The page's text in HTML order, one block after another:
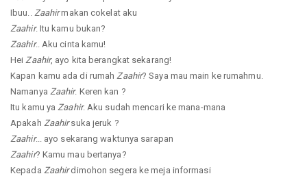
Ibuu.. Zaahirmakan cokelat aku
Zaahir. Itu kamu bukan?
Zaahir.. Aku cinta kamu!
Hei Zaahir, ayo kita berangkat sekarang!
Kapan kamu ada di rumah Zaahir? Saya mau main ke rumahmu.
Namanya Zaahir. Keren kan ?
Itu kamu ya Zaahir. Aku sudah mencari ke mana-mana
Apakah Zaahirsuka jeruk ?
Zaahir... ayo sekarang waktunya sarapan
Zaahir? Kamu mau bertanya?
Kepada Zaahirdimohon segera ke meja informasi